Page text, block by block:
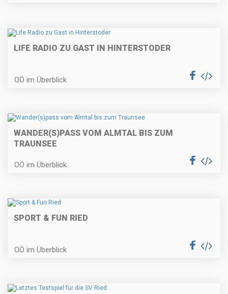
LIFE RADIO ZU GAST IN HINTERSTODER
OÖ im Überblick
WANDER(S)PASS VOM ALMTAL BIS ZUM
TRAUNSEE
OÖ im Überblick
SPORT & FUN RIED
OÖ im Überblick